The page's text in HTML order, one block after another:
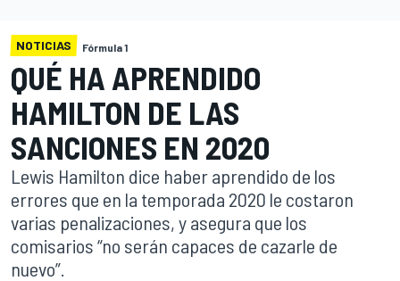
NOTICIAS Fórmula 1
QUÉ HA APRENDIDO
HAMILTON DE LAS
SANCIONES EN 2020
Lewis Hamilton dice haber aprendido de los
errores que en la temporada 2020 le costaron
varias penalizaciones, y asegura que los
comisarios “no serán capaces de cazarle de
nuevo”.